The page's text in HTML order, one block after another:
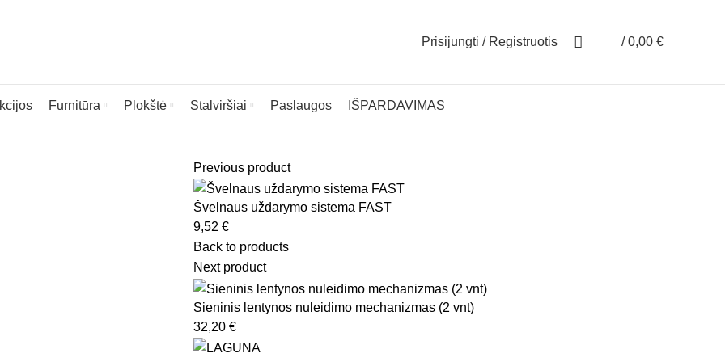
Prisijungti / Registruotis / 0,00 €
Furnitūra Plokštė Stalviršiai Paslaugos IŠPARDAVIMAS
Previous product
Švelnaus uždarymo sistema FAST
9,52 €
Back to products
Next product
Sieninis lentynos nuleidimo mechanizmas (2 vnt)
32,20 €